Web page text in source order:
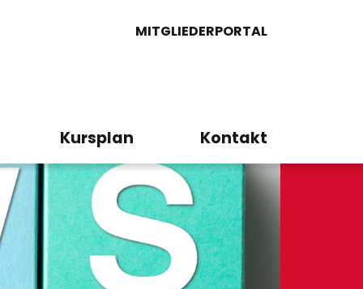
Kursplan Kontakt
MITGLIEDERPORTAL